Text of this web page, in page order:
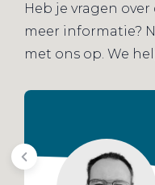
Heb je vragen
meer informatie?
met ons op. We